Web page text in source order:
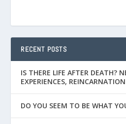
RECENT POSTS
IS THERE LIFE AFTER DEATH?
EXPERIENCES,
DO YOU SEEM TO BE WHAT